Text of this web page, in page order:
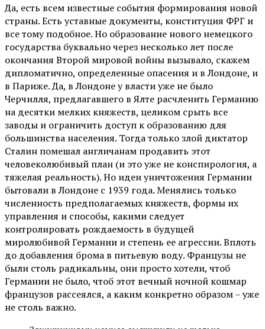
Да, есть всем известные события формирования новой
страны. Есть уставные документы, конституция ФРГ и
все тому подобное. Но образование нового немецкого
государства буквально через несколько лет после
окончания Второй мировой войны вызывало, скажем
дипломатично, определенные опасения и в Лондоне, и
в Париже. Да, в Лондоне у власти уже не было
Черчилля, предлагавшего в Ялте расчленить Германию
на десятки мелких княжеств, целиком срыть все
заводы и ограничить доступ к образованию для
большинства населения. Тогда только злой диктатор
Сталин помешал англичанам продавить этот
человеколюбивый план (и это уже не конспирология, а
тяжелая реальность). Но идеи уничтожения Германии
бытовали в Лондоне с 1939 года. Менялись только
численность предполагаемых княжеств, формы их
управления и способы, какими следует
контролировать рождаемость в будущей
миролюбивой Германии и степень ее агрессии. Вплоть
до добавления брома в питьевую воду. Французы не
были столь радикальны, они просто хотели, чтоб
Германии не было, чтоб этот вечный ночной кошмар
французов рассеялся, а каким конкретно образом – уже
не столь важно.